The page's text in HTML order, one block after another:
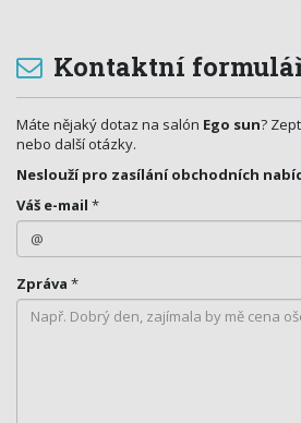
Kontaktní
Máte nějaký dotaz na salón Ego sun?
nebo další otázky.
Neslouží pro zasílání obchodních
Váš e-mail *
Zpráva *